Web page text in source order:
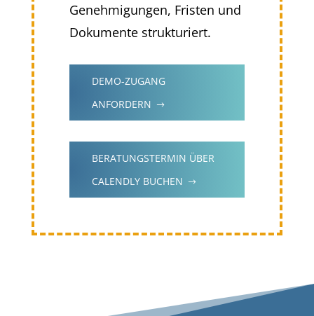
Genehmigungen, Fristen und
Dokumente strukturiert.
DEMO-ZUGANG
ANFORDERN
$
BERATUNGSTERMIN ÜBER
CALENDLY BUCHEN
$